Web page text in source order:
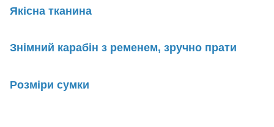
Якісна тканина
Знімний карабін з ременем, зручно прати
Розміри сумки